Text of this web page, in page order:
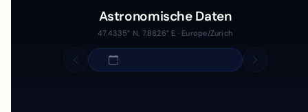
Astronomische Daten
47.4335° N, 7.8826° E · Europe/Zurich